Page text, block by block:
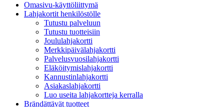
Omasivu-käyttöliittymä
Lahjakortit henkilöstölle
Tutustu palveluun
Tutustu tuotteisiin
Joululahjakortti
Merkkipäivälahjakortti
Palvelusvuosilahjakortti
Eläköitymislahjakortti
Kannustinlahjakortti
Asiakaslahjakortti
Luo useita lahjakortteja kerralla
Brändättävät tuotteet